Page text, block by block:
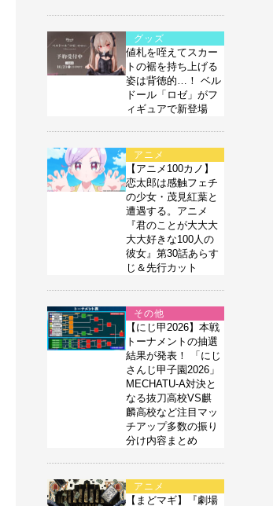
グッズ
値札を咥えてスカー
トの裾を持ち上げる
姿は背徳的…！ ベル
ドール「ロゼ」がフ
ィギュアで新登場
アニメ
【アニメ100カノ】
恋太郎は感触フェチ
の少女・茂見紅葉と
遭遇する。アニメ
『君のことが大大大
大大好きな100人の
彼女』第30話あらす
じ＆先行カット
その他
【にじ甲2026】本戦
トーナメントの抽選
結果が発表！ 「にじ
さんじ甲子園2026」
MECHATU-A対決と
なる抜刀高校VS麒
麟高校など注目マッ
チアップ多数の振り
分け内容まとめ
アニメ
【まどマギ】『劇場